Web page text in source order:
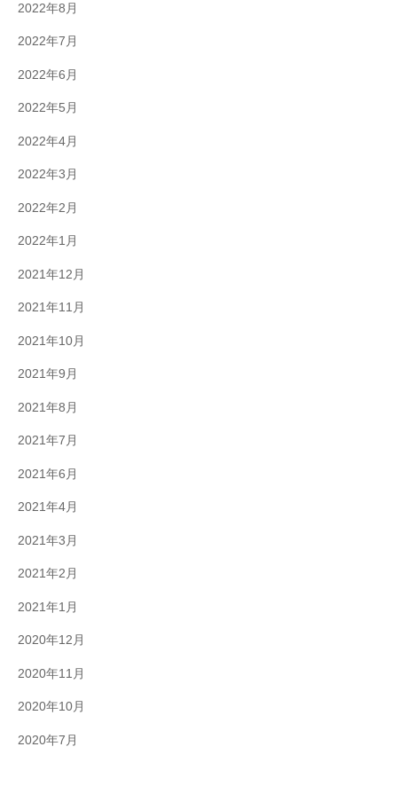
2022年8月
2022年7月
2022年6月
2022年5月
2022年4月
2022年3月
2022年2月
2022年1月
2021年12月
2021年11月
2021年10月
2021年9月
2021年8月
2021年7月
2021年6月
2021年4月
2021年3月
2021年2月
2021年1月
2020年12月
2020年11月
2020年10月
2020年7月